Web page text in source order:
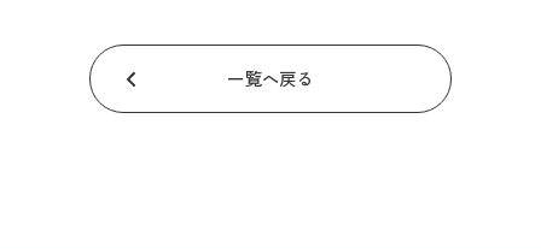
一覧へ戻る